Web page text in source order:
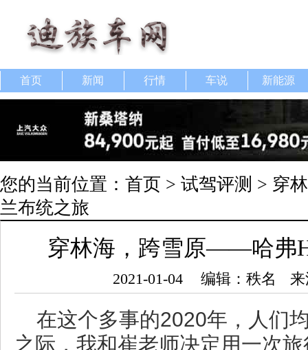
首页 新闻 行情 车说 新能源
您的当前位置： 首页 > 试驾评测 > 穿
兰布统之旅
穿林海，跨雪原——哈弗
2021-01-04 编辑：秩名
在这个多事的2020年，人们
之际，我和崔老师决定用一次